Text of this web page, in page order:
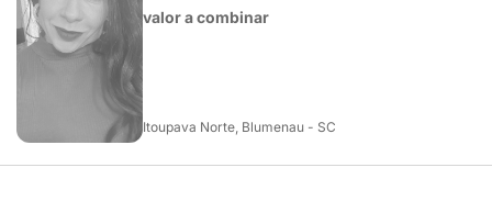
valor a combinar
Itoupava Norte, Blumenau - SC